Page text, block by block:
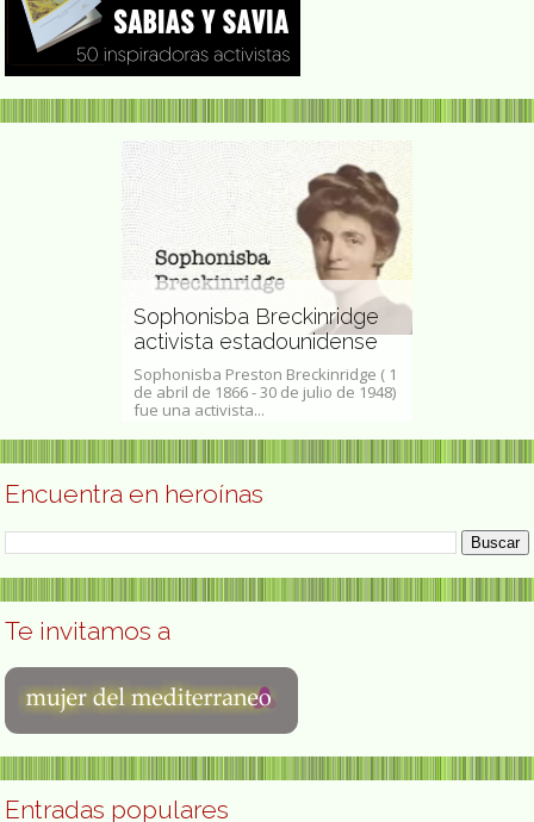
Sophonisba Breckinridge
activista estadounidense
Sophonisba Preston Breckinridge ( 1
de abril de 1866 - 30 de julio de 1948)
fue una activista...
Encuentra en heroínas
Te invitamos a
Entradas populares